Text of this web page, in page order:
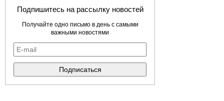
Подпишитесь на рассылку новостей
Получайте одно письмо в день с самыми
важными новостями